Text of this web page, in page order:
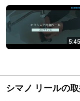
5:45
シマノ リールの